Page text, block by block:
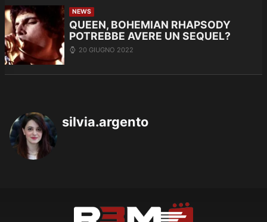
NEWS
QUEEN, BOHEMIAN RHAPSODY
POTREBBE AVERE UN SEQUEL?
20 GIUGNO 2022
silvia.argento